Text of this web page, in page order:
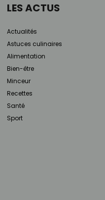
LES ACTUS
Actualités
Astuces culinaires
Alimentation
Bien-être
Minceur
Recettes
Santé
Sport